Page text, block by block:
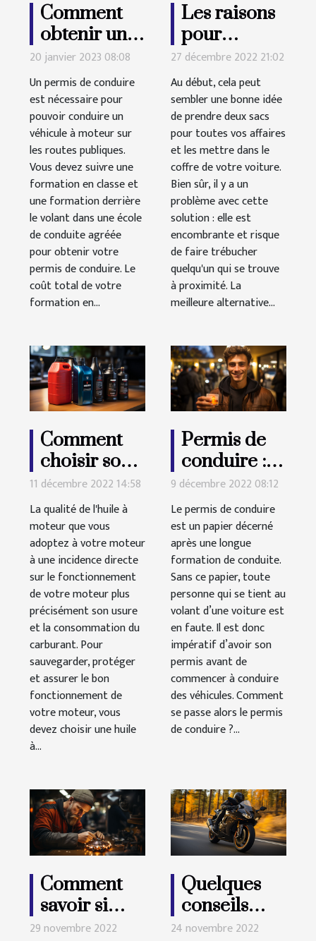
Comment
obtenir un
permis de
conduire
sans se
ruiner ?
20 janvier 2023 08:08
Un permis de conduire
est nécessaire pour
pouvoir conduire un
véhicule à moteur sur
les routes publiques.
Vous devez suivre une
formation en classe et
une formation derrière
le volant dans une école
de conduite agréée
pour obtenir votre
permis de conduire. Le
coût total de votre
formation en...
Les raisons
pour
lesquelles
vous devrez
acheter un
coffre de
toit
27 décembre 2022 21:02
Au début, cela peut
sembler une bonne idée
de prendre deux sacs
pour toutes vos affaires
et les mettre dans le
coffre de votre voiture.
Bien sûr, il y a un
problème avec cette
solution : elle est
encombrante et risque
de faire trébucher
quelqu'un qui se trouve
à proximité. La
meilleure alternative...
Comment
choisir son
huile à
moteur?
11 décembre 2022 14:58
La qualité de l'huile à
moteur que vous
adoptez à votre moteur
à une incidence directe
sur le fonctionnement
de votre moteur plus
précisément son usure
et la consommation du
carburant. Pour
sauvegarder, protéger
et assurer le bon
fonctionnement de
votre moteur, vous
devez choisir une huile
à...
Permis de
conduire :
comment ça
se passe ?
9 décembre 2022 08:12
Le permis de conduire
est un papier décerné
après une longue
formation de conduite.
Sans ce papier, toute
personne qui se tient au
volant d’une voiture est
en faute. Il est donc
impératif d’avoir son
permis avant de
commencer à conduire
des véhicules. Comment
se passe alors le permis
de conduire ?...
Comment
savoir si
votre rotule
29 novembre 2022
Quelques
conseils
pour
24 novembre 2022